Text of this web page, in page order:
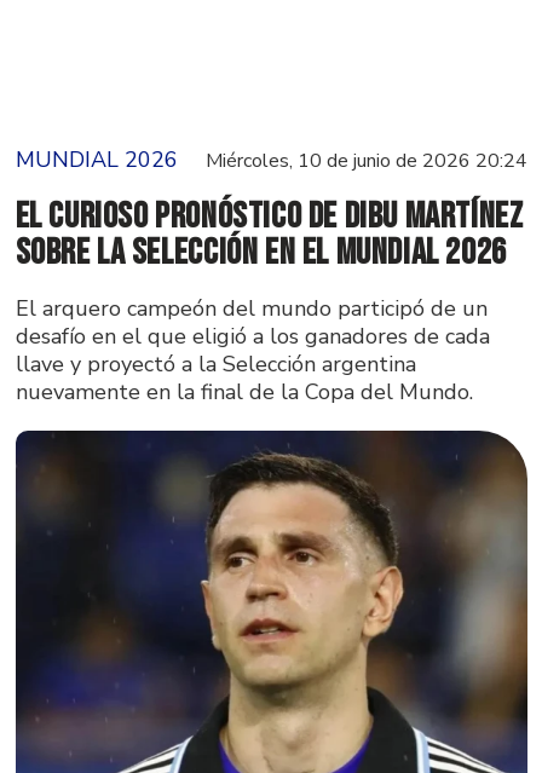
MUNDIAL 2026 Miércoles, 10 de junio de 2026 20:24
El curioso pronóstico de Dibu Martínez
sobre la Selección en el Mundial 2026
El arquero campeón del mundo participó de un
desafío en el que eligió a los ganadores de cada
llave y proyectó a la Selección argentina
nuevamente en la final de la Copa del Mundo.